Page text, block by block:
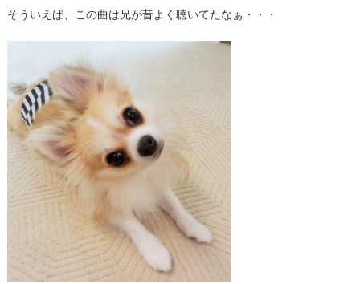
そういえば、この曲は兄が昔よく聴いてたなぁ・・・